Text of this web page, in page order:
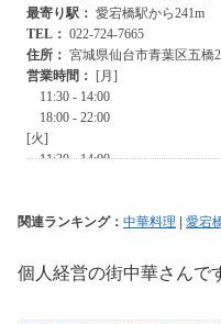
関連ランキング： 中華料理 愛宕
個人経営の街中華さんで